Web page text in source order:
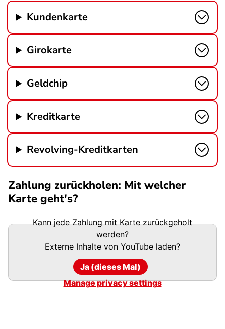
Kundenkarte
Girokarte
Geldchip
Kreditkarte
Revolving-Kreditkarten
Zahlung zurückholen: Mit welcher
Karte geht's?
Kann jede Zahlung mit Karte zurückgeholt
werden?
Externe Inhalte von YouTube laden?
Ja (dieses Mal)
Manage privacy settings